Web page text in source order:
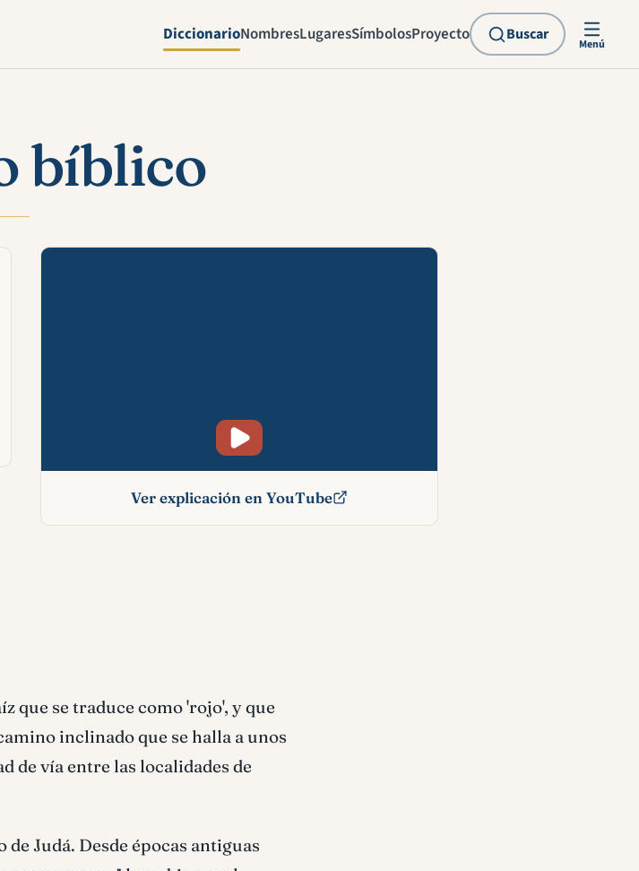
DiccionarioNombresLugaresSímbolosProyecto Buscar
Menú
bíblico
Mira esta explicación en vídeo
Ver explicación en YouTube
que se traduce como 'rojo', y que
inclinado que se halla a unos
de vía entre las localidades de
Judá. Desde épocas antiguas